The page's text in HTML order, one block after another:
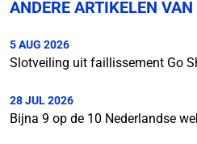
ANDERE ARTIKELEN
5 AUG 2026
Slotveiling uit faillissement Go
28 JUL 2026
Bijna 9 op de 10 Nederlandse